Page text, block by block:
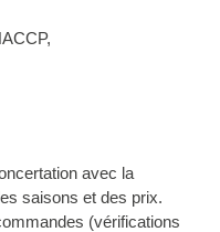
avec la
saisons et des prix.
(vérifications